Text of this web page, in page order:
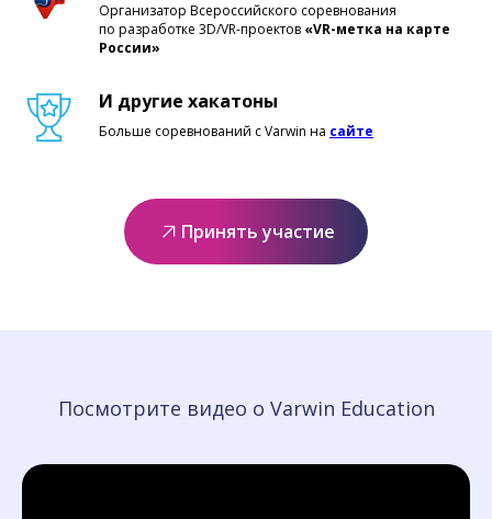
Организатор Всероссийского соревнования
по разработке 3D/VR-проектов «VR-метка на карте
России»
И другие хакатоны
Больше соревнований с Varwin на сайте
Принять участие
Посмотрите видео о Varwin Education